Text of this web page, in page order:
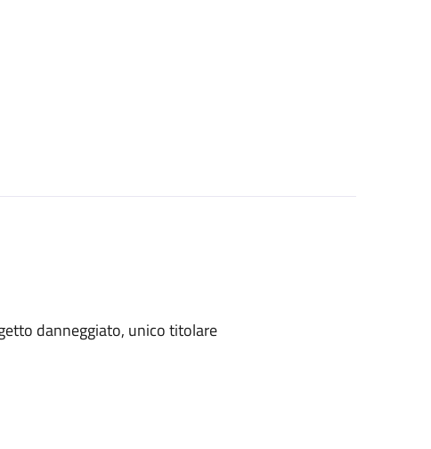
danneggiato, unico titolare